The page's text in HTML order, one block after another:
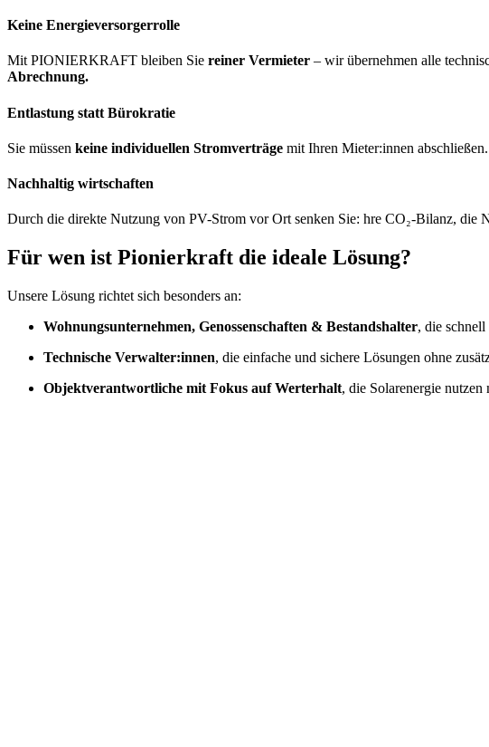
Keine Energieversorgerrolle
Mit PIONIERKRAFT bleiben Sie reiner Vermieter – wir übernehmen alle
Abrechnung.
Entlastung statt Bürokratie
Sie müssen keine individuellen Stromverträge mit Ihren Mieter:innen
Nachhaltig wirtschaften
Durch die direkte Nutzung von PV-Strom vor Ort senken Sie: hre CO₂-Bilanz,
Für wen ist Pionierkraft die ideale Lösung?
Unsere Lösung richtet sich besonders an:
Wohnungsunternehmen, Genossenschaften & Bestandshalter, die
Technische Verwalter:innen, die einfache und sichere Lösungen ohne
Objektverantwortliche mit Fokus auf Werterhalt, die Solarenergie